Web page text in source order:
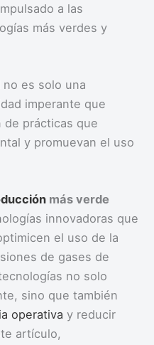
a las
más verdes y
no es solo una
imperante que
de prácticas que
y promuevan el uso
más verde
innovadoras que
el uso de la
de gases de
no solo
sino que también
operativa y reducir
artículo,